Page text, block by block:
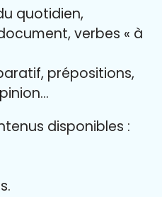
quotidien,
verbes « à
prépositions,
disponibles :